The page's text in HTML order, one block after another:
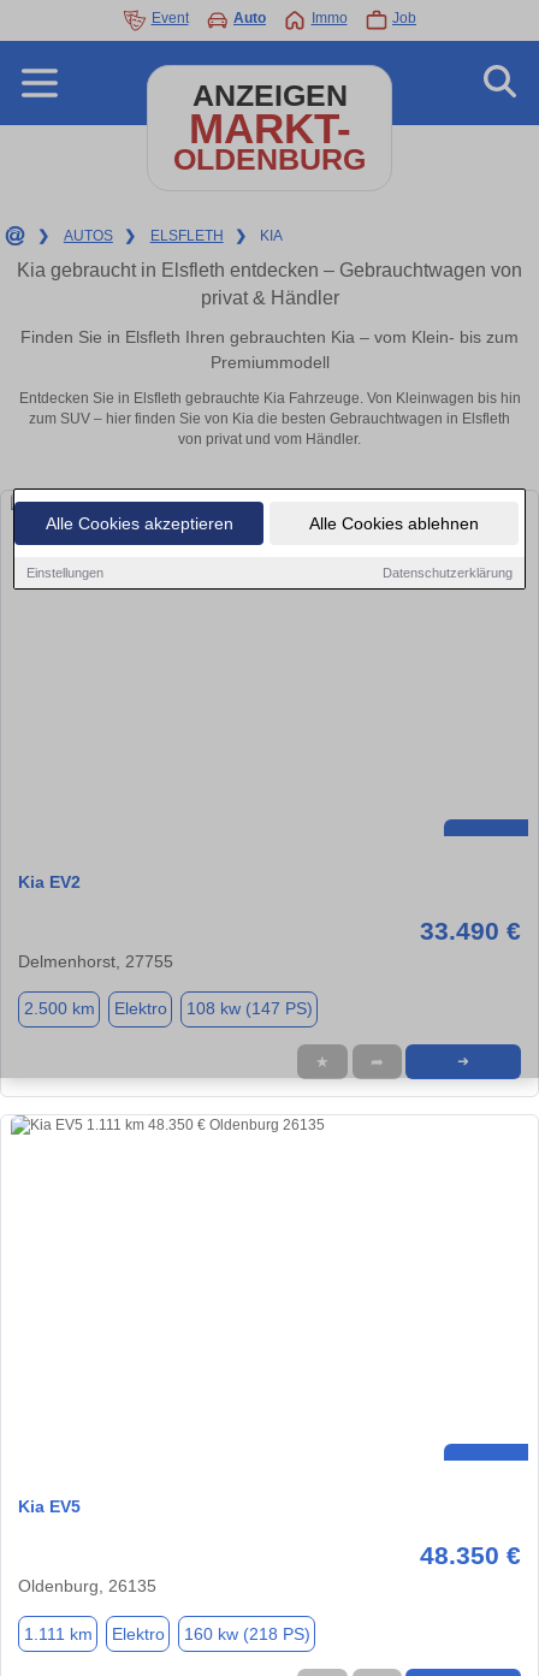
Alle Cookies akzeptieren Alle Cookies ablehnen
Einstellungen Datenschutzerklärung
Event Auto Immo Job
ANZEIGEN
MARKT-
OLDENBURG
❯ AUTOS ❯ ELSFLETH ❯ KIA
Kia gebraucht in Elsfleth entdecken – Gebrauchtwagen von
privat & Händler
Finden Sie in Elsfleth Ihren gebrauchten Kia – vom Klein- bis zum
Premiummodell
Entdecken Sie in Elsfleth gebrauchte Kia Fahrzeuge. Von Kleinwagen bis hin
zum SUV – hier finden Sie von Kia die besten Gebrauchtwagen in Elsfleth
von privat und vom Händler.
Kia EV2
33.490 €
Delmenhorst, 27755
2.500 km Elektro 108 kw (147 PS)
★ ➦ ➜
Kia EV5
48.350 €
Oldenburg, 26135
1.111 km Elektro 160 kw (218 PS)